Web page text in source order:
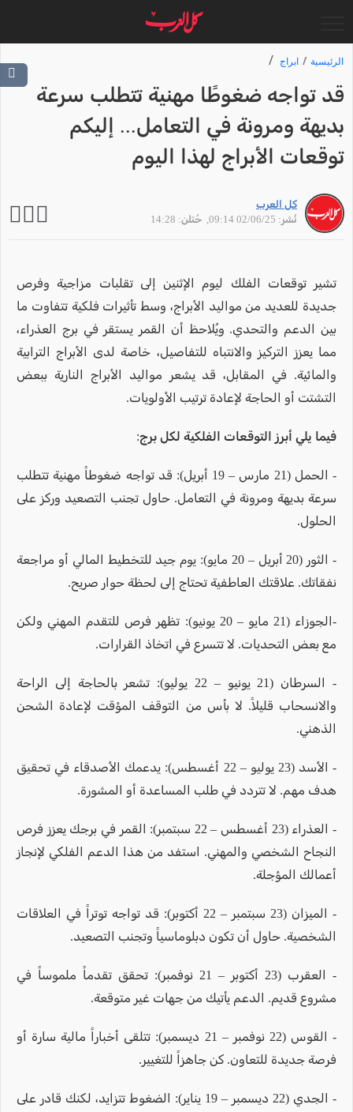
الرئيسية ابراج
قد تواجه ضغوطًا مهنية تتطلب سرعة
بديهة ومرونة في التعامل... إليكم
توقعات الأبراج لهذا اليوم
كل العرب
نُشر: 02/06/25 09:14
, حُتلن: 14:28
تشير توقعات الفلك ليوم الإثنين إلى تقلبات مزاجية وفرص
جديدة للعديد من مواليد الأبراج، وسط تأثيرات فلكية تتفاوت ما
بين الدعم والتحدي. ويُلاحظ أن القمر يستقر في برج العذراء،
مما يعزز التركيز والانتباه للتفاصيل، خاصة لدى الأبراج الترابية
والمائية. في المقابل، قد يشعر مواليد الأبراج النارية ببعض
التشتت أو الحاجة لإعادة ترتيب الأولويات.
فيما يلي أبرز التوقعات الفلكية لكل برج:
- الحمل (21 مارس – 19 أبريل): قد تواجه ضغوطاً مهنية تتطلب
سرعة بديهة ومرونة في التعامل. حاول تجنب التصعيد وركز على
الحلول.
- الثور (20 أبريل – 20 مايو): يوم جيد للتخطيط المالي أو مراجعة
نفقاتك. علاقتك العاطفية تحتاج إلى لحظة حوار صريح.
-الجوزاء (21 مايو – 20 يونيو): تظهر فرص للتقدم المهني ولكن
مع بعض التحديات. لا تتسرع في اتخاذ القرارات.
- السرطان (21 يونيو – 22 يوليو): تشعر بالحاجة إلى الراحة
والانسحاب قليلاً. لا بأس من التوقف المؤقت لإعادة الشحن
الذهني.
- الأسد (23 يوليو – 22 أغسطس): يدعمك الأصدقاء في تحقيق
هدف مهم. لا تتردد في طلب المساعدة أو المشورة.
- العذراء (23 أغسطس – 22 سبتمبر): القمر في برجك يعزز فرص
النجاح الشخصي والمهني. استفد من هذا الدعم الفلكي لإنجاز
أعمالك المؤجلة.
- الميزان (23 سبتمبر – 22 أكتوبر): قد تواجه توتراً في العلاقات
الشخصية. حاول أن تكون دبلوماسياً وتجنب التصعيد.
- العقرب (23 أكتوبر – 21 نوفمبر): تحقق تقدماً ملموساً في
مشروع قديم. الدعم يأتيك من جهات غير متوقعة.
- القوس (22 نوفمبر – 21 ديسمبر): تتلقى أخباراً مالية سارة أو
فرصة جديدة للتعاون. كن جاهزاً للتغيير.
- الجدي (22 ديسمبر – 19 يناير): الضغوط تتزايد، لكنك قادر على